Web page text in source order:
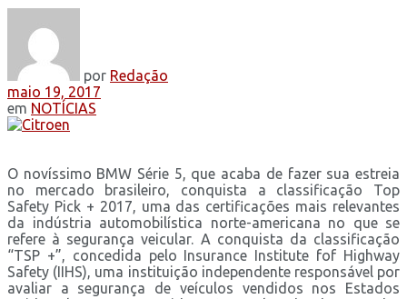
por Redação
maio 19, 2017
em NOTÍCIAS
O novíssimo BMW Série 5, que acaba de fazer sua estreia
no mercado brasileiro, conquista a classificação Top
Safety Pick + 2017, uma das certificações mais relevantes
da indústria automobilística norte-americana no que se
refere à segurança veicular. A conquista da classificação
“TSP +”, concedida pelo Insurance Institute fof Highway
Safety (IIHS), uma instituição independente responsável por
avaliar a segurança de veículos vendidos nos Estados